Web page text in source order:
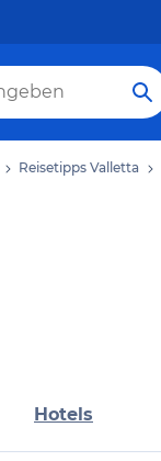
Reisetipps Valletta
Hotels